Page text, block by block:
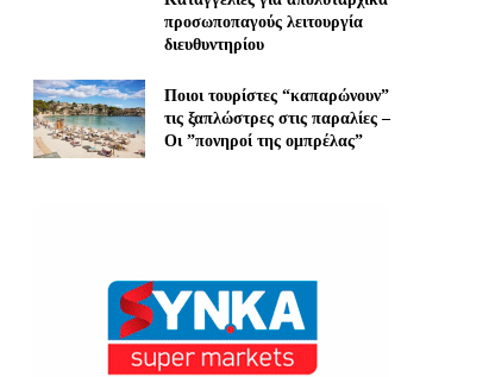
προσωποπαγούς λειτουργία
διευθυντηρίου
Ποιοι τουρίστες “καπαρώνουν”
τις ξαπλώστρες στις παραλίες –
Οι ”πονηροί της ομπρέλας”